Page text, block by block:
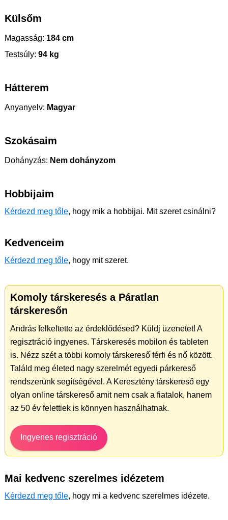
Külsőm
Magasság: 184 cm
Testsúly: 94 kg
Hátterem
Anyanyelv: Magyar
Szokásaim
Dohányzás: Nem dohányzom
Hobbijaim
Kérdezd meg tőle, hogy mik a hobbijai. Mit szeret csinálni?
Kedvenceim
Kérdezd meg tőle, hogy mit szeret.
Komoly társkeresés a Páratlan
társkeresőn
András felkeltette az érdeklődésed? Küldj üzenetet! A
regisztráció ingyenes. Társkeresés mobilon és tableten
is. Nézz szét a többi komoly társkereső férfi és nő között.
Találd meg életed nagy szerelmét egyedi párkereső
rendszerünk segítségével. A Keresztény társkereső egy
olyan online társkereső amit nem csak a fiatalok, hanem
az 50 év felettiek is könnyen használhatnak.
Ingyenes regisztráció
Mai kedvenc szerelmes idézetem
Kérdezd meg tőle, hogy mi a kedvenc szerelmes idézete.